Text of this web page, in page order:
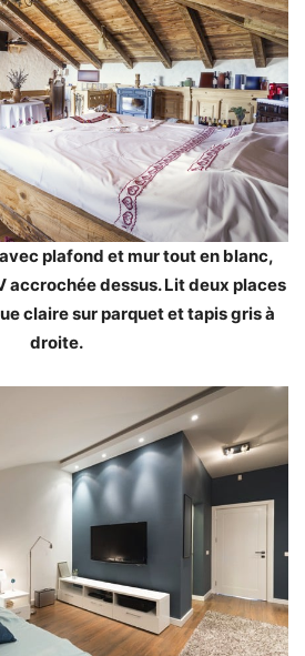
plafond et mur tout en blanc,
accrochée dessus. Lit deux places
claire sur parquet et tapis gris à
droite.